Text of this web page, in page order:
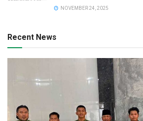
NOVEMBER 24, 2025
Recent News